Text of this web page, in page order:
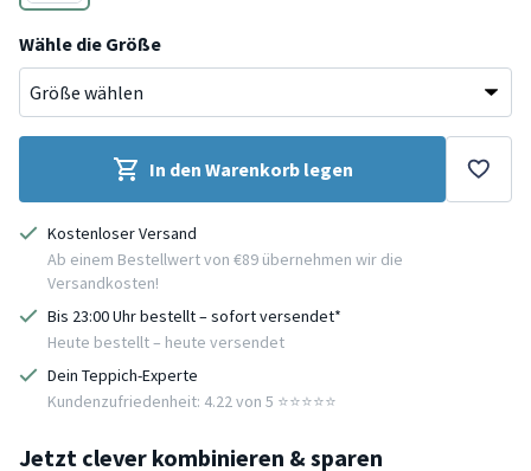
Grün
Wähle die Größe
In den Warenkorb legen
Kostenloser Versand
Ab einem Bestellwert von €89 übernehmen wir die
Versandkosten!
Bis 23:00 Uhr bestellt – sofort versendet*
Heute bestellt – heute versendet
Dein Teppich-Experte
Kundenzufriedenheit: 4.22 von 5 ⭐️⭐️⭐️⭐️⭐️
Jetzt clever kombinieren & sparen